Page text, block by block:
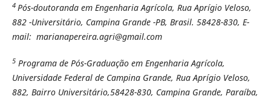
4 Pós-doutoranda em Engenharia Agrícola, Rua Aprígio Veloso,
882 -Universitário, Campina Grande -PB, Brasil. 58428-830, E-
mail: marianapereira.agri@gmail.com
5 Programa de Pós-Graduação em Engenharia Agrícola,
Universidade Federal de Campina Grande, Rua Aprígio Veloso,
882, Bairro Universitário,58428-830, Campina Grande, Paraíba,